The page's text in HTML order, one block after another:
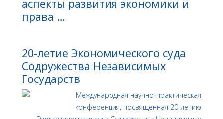
аспекты развития экономики и
права …
20-летие Экономического суда
Содружества Независимых
Государств